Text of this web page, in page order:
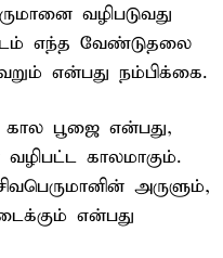
வழிபடுவது
எந்த வேண்டுதலை
என்பது நம்பிக்கை.
கால பூஜை என்பது,
வழிபட்ட காலமாகும்.
அருளும்,
என்பது